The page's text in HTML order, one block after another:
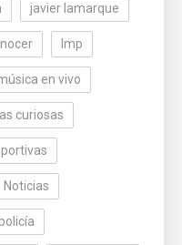
javier lamarque
lmp
en vivo
curiosas
Noticias